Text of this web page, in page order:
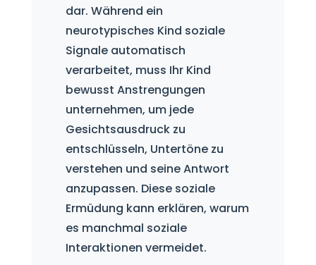
dar. Während ein
neurotypisches Kind soziale
Signale automatisch
verarbeitet, muss Ihr Kind
bewusst Anstrengungen
unternehmen, um jede
Gesichtsausdruck zu
entschlüsseln, Untertöne zu
verstehen und seine Antwort
anzupassen. Diese soziale
Ermüdung kann erklären, warum
es manchmal soziale
Interaktionen vermeidet.